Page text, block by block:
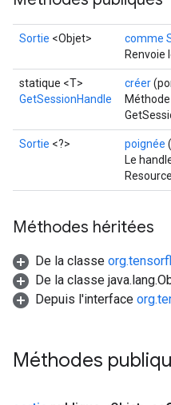
Sortie <Objet> comme
Renvoie
statique <T>
GetSessionHandle
créer
Sortie <?> poignée
Le
Méthodes héritées
De la classe
De la classe
Depuis l'interface
Méthodes